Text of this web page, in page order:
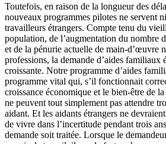
Toutefois, en raison de la longueur des
nouveaux programmes pilotes ne servent
travailleurs étrangers. Compte tenu du
population, de l’augmentation du nombre
et de la pénurie actuelle de main-d’œuvre
professions, la demande d’aides familiaux
croissante. Notre programme d’aides
programme vital qui, s’il fonctionnait
croissance économique et le bien-être de
ne peuvent tout simplement pas attendre
aidant. Et les aidants étrangers ne
de vivre dans l’incertitude pendant trois
demande soit traitée. Lorsque le